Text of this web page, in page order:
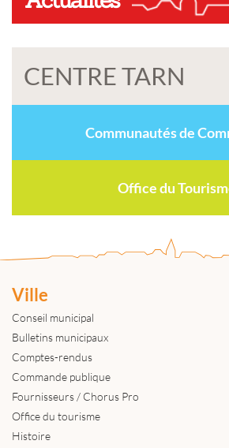
CENTRE TARN
Communautés de
Office du
Ville
Conseil municipal
Bulletins municipaux
Comptes-rendus
Commande publique
Fournisseurs / Chorus Pro
Office du tourisme
Histoire